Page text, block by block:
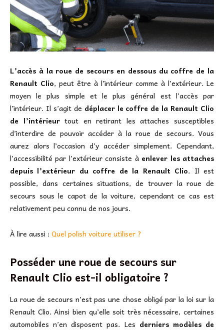
L’accès à la roue de secours en dessous du coffre de la
Renault Clio, peut être à l’intérieur comme à l’extérieur. Le
moyen le plus simple et le plus général est l’accès par
l’intérieur. Il s’agit de déplacer le coffre de la Renault Clio
de l’intérieurtout en retirant les attaches susceptibles
d’interdire de pouvoir accéder à la roue de secours. Vous
aurez alors l’occasion d’y accéder simplement. Cependant,
l’accessibilité par l’extérieur consiste à enlever les attaches
depuis l’extérieur du coffre de la Renault Clio. Il est
possible, dans certaines situations, de trouver la roue de
secours sous le capot de la voiture, cependant ce cas est
relativement peu connu de nos jours.
À lire aussi : Quel polish voiture utiliser ?
Posséder une roue de secours sur
Renault Clio est-il obligatoire ?
La roue de secours n’est pas une chose obligé par la loi sur la
Renault Clio. Ainsi bien qu’elle soit très nécessaire, certaines
automobiles n’en disposent pas. Les derniers modèles de